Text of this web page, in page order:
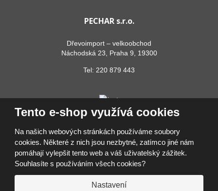
Tento e-shop využívá cookies
Na našich webových stránkách používáme soubory
cookies. Některé z nich jsou nezbytné, zatímco jiné nám
pomáhají vylepšit tento web a váš uživatelský zážitek.
Souhlasíte s používáním všech cookies?
Nastavení
PECHAR s.r.o.
Dřevoimport – velkoobchod
Náchodská 23, Praha 9, 19300
Tel: 220 879 443
© 2026, PECHAR s.r.o.
Prohlášení o přístupnosti |Ochrana osobních údajů
Přihlásit se